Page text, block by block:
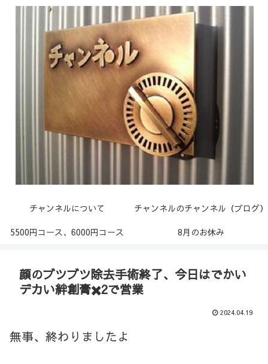
チャンネルについて
チャンネルのチャンネル（ブログ）
5500円コース、6000円コース
8月のお休み
顔のブツブツ除去手術終了、今日はでかい
デカい絆創膏✖️2で営業
2024.04.19
無事、終わりましたよ